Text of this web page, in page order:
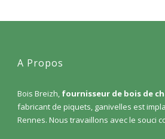
A Propos
Bois Breizh, fournisseur de bois de
fabricant de piquets, ganivelles est
Rennes. Nous travaillons avec le souci